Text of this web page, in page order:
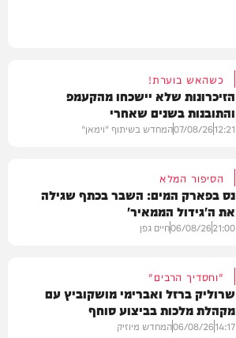
כשהאש בוערת!
הזיכרונות שלא יישכחו מהקעמפ
והתובנות בשנים שאחרי
12:21
07/08/26המחדש בשיתוף "וימאן"
הסיפור המלא
נס בפארק המים: השבר בכתף שגילה
את ה'גידול הממאיר'
21:00
06/08/26חיים גפן
"וחסדיך הרבים"
שרוליק ברזל ואברימי מושקוביץ עם
מקהלת מלכות בביצוע סוחף
14:17
06/08/26המחדש מיוזיק